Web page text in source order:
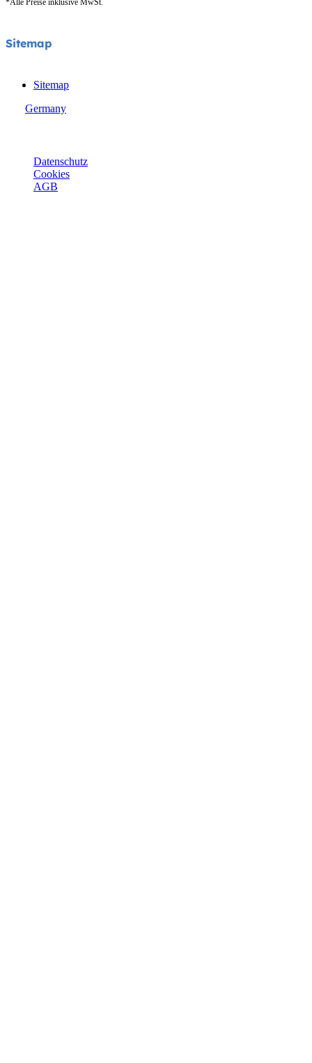
*Alle Preise inklusive MwSt.
Sitemap
Sitemap
Germany
Datenschutz
Cookies
AGB